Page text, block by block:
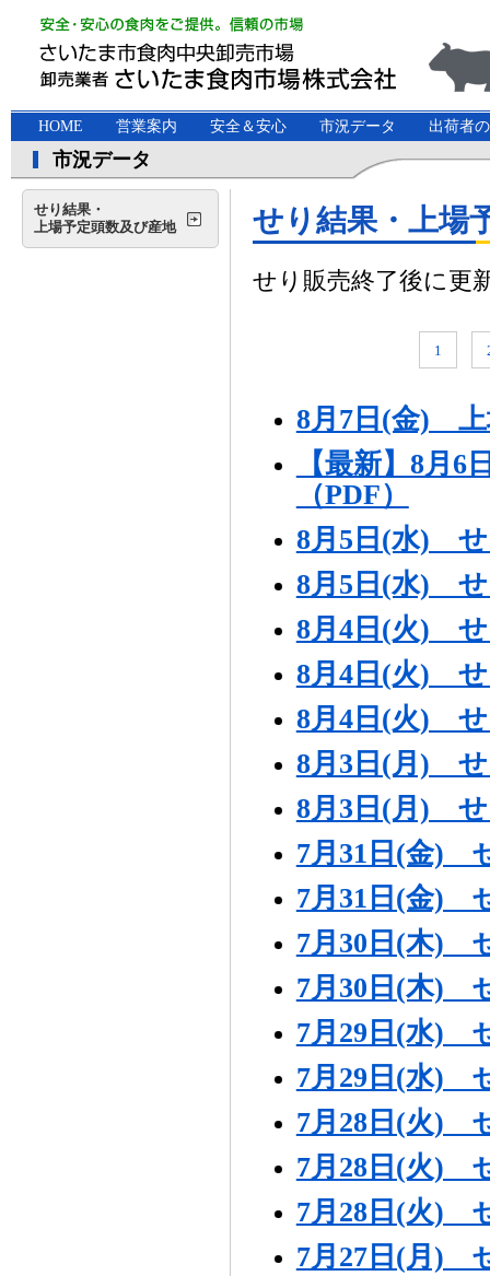
HOME 営業案内 安全＆安心 市況データ 出荷者
市況データ
せり結果・
上場予定頭数及び産地
せり結果・上場
せり販売終了後に更
1
8月7日(金) 上
【最新】8月
（PDF）
8月5日(水) せ
8月5日(水) せ
8月4日(火) せ
8月4日(火) せ
8月4日(火) せ
8月3日(月) せ
8月3日(月) せ
7月31日(金)
7月31日(金)
7月30日(木)
7月30日(木)
7月29日(水)
7月29日(水)
7月28日(火)
7月28日(火)
7月28日(火)
7月27日(月)